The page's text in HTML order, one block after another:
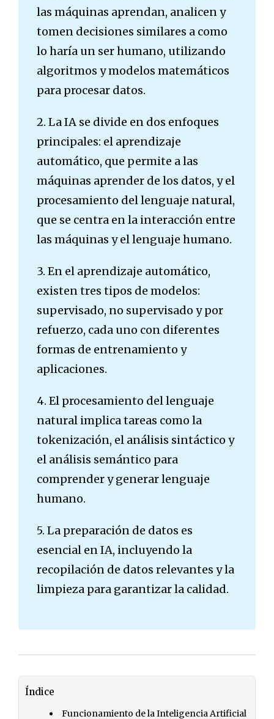
las máquinas aprendan, analicen y
tomen decisiones similares a como
lo haría un ser humano, utilizando
algoritmos y modelos matemáticos
para procesar datos.
2. La IA se divide en dos enfoques
principales: el aprendizaje
automático, que permite a las
máquinas aprender de los datos, y el
procesamiento del lenguaje natural,
que se centra en la interacción entre
las máquinas y el lenguaje humano.
3. En el aprendizaje automático,
existen tres tipos de modelos:
supervisado, no supervisado y por
refuerzo, cada uno con diferentes
formas de entrenamiento y
aplicaciones.
4. El procesamiento del lenguaje
natural implica tareas como la
tokenización, el análisis sintáctico y
el análisis semántico para
comprender y generar lenguaje
humano.
5. La preparación de datos es
esencial en IA, incluyendo la
recopilación de datos relevantes y la
limpieza para garantizar la calidad.
Índice
Funcionamiento de la Inteligencia Artificial